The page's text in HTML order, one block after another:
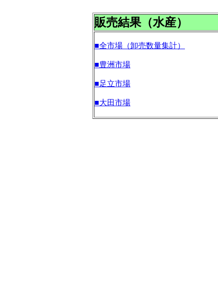
販売結果（水産）
■全市場（卸売数量集計）
■豊洲市場
■足立市場
■大田市場